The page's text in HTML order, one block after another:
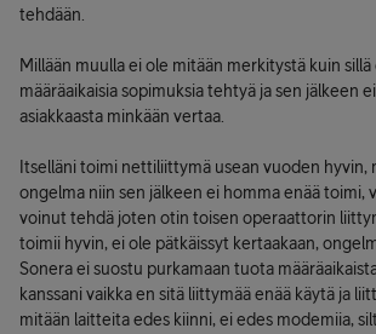
tehdään.
Millään muulla ei ole mitään merkitystä kuin sillä
määräaikaisia sopimuksia tehtyä ja sen jälkeen
asiakkaasta minkään vertaa.
Itselläni toimi nettiliittymä usean vuoden hyvin,
ongelma niin sen jälkeen ei homma enää toimi,
voinut tehdä joten otin toisen operaattorin
toimii hyvin, ei ole pätkäissyt kertaakaan,
Sonera ei suostu purkamaan tuota
kanssani vaikka en sitä liittymää enää käytä ja
mitään laitteita edes kiinni, ei edes modemiia,